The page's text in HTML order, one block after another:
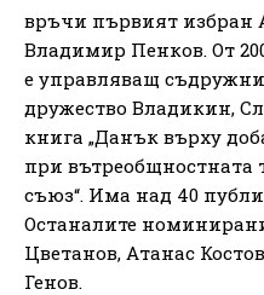
връчи първият избран
Владимир Пенков. От
е управляващ
дружество Владикин,
книга „Данък върху
при вътреобщностната
съюз“. Има над 40
Останалите
Цветанов, Атанас
Генов.